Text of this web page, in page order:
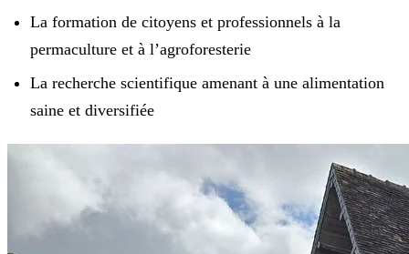
La formation de citoyens et professionnels à la
permaculture et à l’agroforesterie
La recherche scientifique amenant à une alimentation
saine et diversifiée